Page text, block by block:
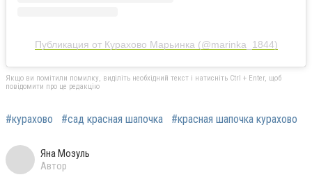
Публикация от Курахово Марьинка (@marinka_1844)
Якщо ви помітили помилку, виділіть необхідний текст і натисніть Ctrl + Enter, щоб
повідомити про це редакцію
#курахово #сад красная шапочка #красная шапочка курахово
Яна Мозуль
Автор